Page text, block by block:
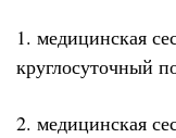
1. медицинская
круглосуточный
2. медицинская